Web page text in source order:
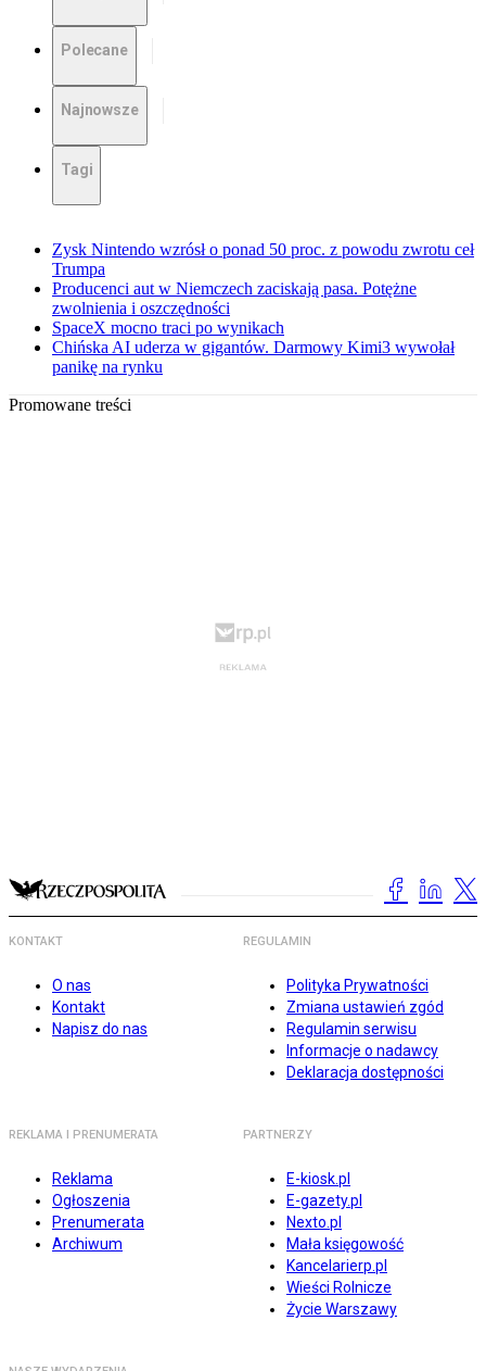
Polecane
Najnowsze
Tagi
Zysk Nintendo wzrósł o ponad 50 proc. z powodu zwrotu ceł
Trumpa
Producenci aut w Niemczech zaciskają pasa. Potężne
zwolnienia i oszczędności
SpaceX mocno traci po wynikach
Chińska AI uderza w gigantów. Darmowy Kimi3 wywołał
panikę na rynku
Promowane treści
KONTAKT
O nas
Kontakt
Napisz do nas
REGULAMIN
Polityka Prywatności
Zmiana ustawień zgód
Regulamin serwisu
Informacje o nadawcy
Deklaracja dostępności
REKLAMA I PRENUMERATA
Reklama
Ogłoszenia
Prenumerata
Archiwum
PARTNERZY
E-kiosk.pl
E-gazety.pl
Nexto.pl
Mała księgowość
Kancelarierp.pl
Wieści Rolnicze
Życie Warszawy